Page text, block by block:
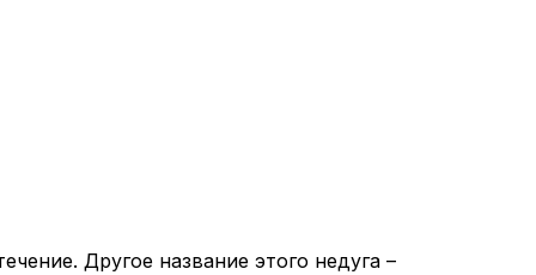
Другое название этого недуга –